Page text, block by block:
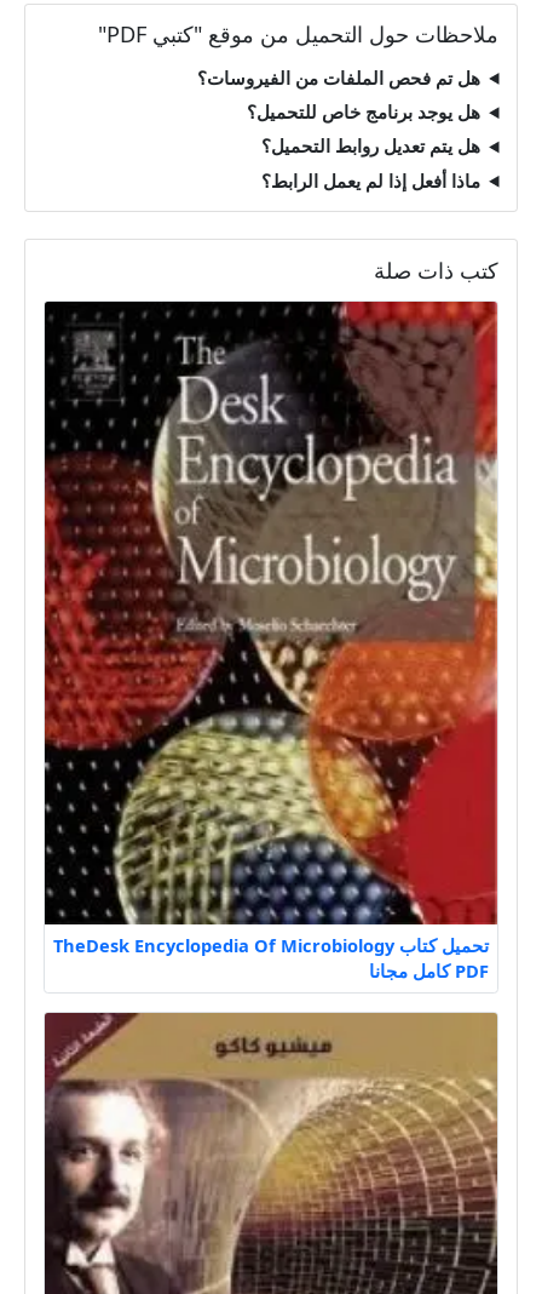
ملاحظات حول التحميل من موقع "كتبي PDF"
هل تم فحص الملفات من الفيروسات؟
هل يوجد برنامج خاص للتحميل؟
هل يتم تعديل روابط التحميل؟
ماذا أفعل إذا لم يعمل الرابط؟
كتب ذات صلة
تحميل كتاب TheDesk Encyclopedia Of Microbiology
PDF كامل مجانا